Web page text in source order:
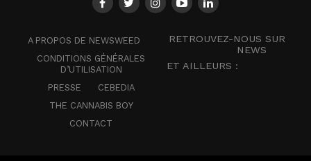
A PROPOS DE NEWSWEED
CONDITIONS GÉNÉRALES
D’UTILISATION
PRESSE
CEBEDIA
THE CANNABIS BOY
CONTACT
RETROUVEZ-NOUS SUR
NEWS
ET AILLEURS :